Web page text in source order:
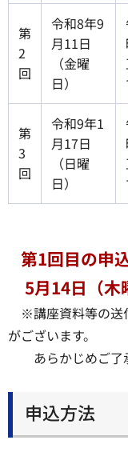
第
2
回
令和8年9
月11日
（金曜
日）
第
3
回
令和9年1
月17日
（日曜
日）
第1回目の申
5月14日（木
※講座資料等の送
がございます。
あらかじめご了
申込方法